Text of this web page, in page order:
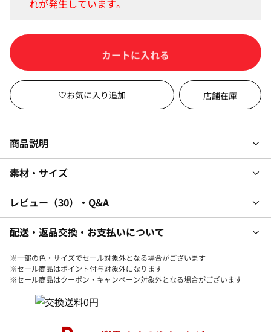
カートに入れる
店舗在庫
商品説明
素材・サイズ
レビュー 30 ・Q&A
配送・返品交換・お支払いについて
※一部の色・サイズでセール対象外となる場合がございます
※セール商品はポイント付与対象外になります
※セール商品はクーポン・キャンペーン対象外となる場合がございます